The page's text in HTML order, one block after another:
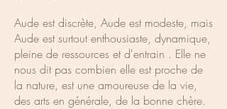
Aude est discrète, Aude est modeste, mais
Aude est surtout enthousiaste, dynamique,
pleine de ressources et d'entrain . Elle ne
nous dit pas combien elle est proche de
la nature, est une amoureuse de la vie,
des arts en générale, de la bonne chère.